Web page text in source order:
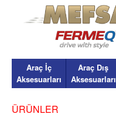
Araç İç
Aksesuarları
Araç Dış
Aksesuarları
ÜRÜNLER